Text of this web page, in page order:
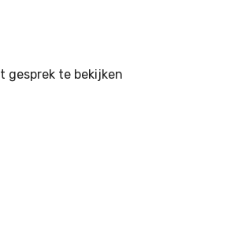
gesprek te bekijken